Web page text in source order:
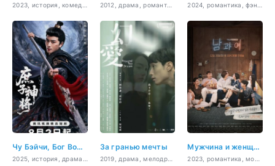
2012, драма, романтика, мелодрама
Чу Бэйчи, Бог Войны За гранью мечты
2019, драма, мелодрама, психология, романтика
Мужчина и женщина